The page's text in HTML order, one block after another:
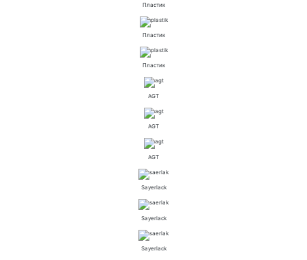
Пластик
Пластик
Пластик
AGT
AGT
AGT
Sayerlack
Sayerlack
Sayerlack